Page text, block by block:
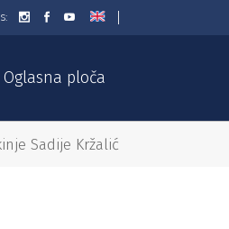
Oglasna ploča
Sadije Kržalić